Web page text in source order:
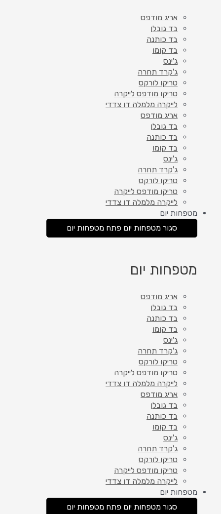
אריג מודפס
בד גובלן
בד כותנה
בד קומו
ג'ינס
ג'קרד תחרה
טריקו לורקס
טריקו מודפס לייקרה
לייקרה מלמלה דו צדדי
אריג מודפס
בד גובלן
בד כותנה
בד קומו
ג'ינס
ג'קרד תחרה
טריקו לורקס
טריקו מודפס לייקרה
לייקרה מלמלה דו צדדי
מטפחות יום
סגור מטפחות יום פתח מטפחות יום
מטפחות יום
אריג מודפס
בד גובלן
בד כותנה
בד קומו
ג'ינס
ג'קרד תחרה
טריקו לורקס
טריקו מודפס לייקרה
לייקרה מלמלה דו צדדי
אריג מודפס
בד גובלן
בד כותנה
בד קומו
ג'ינס
ג'קרד תחרה
טריקו לורקס
טריקו מודפס לייקרה
לייקרה מלמלה דו צדדי
מטפחות יום
סגור מטפחות יום פתח מטפחות יום